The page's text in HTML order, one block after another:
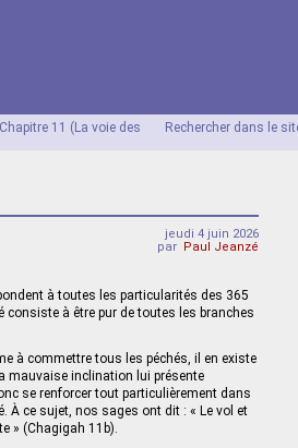
Rechercher dans le
Chapitre 11 (La voie des
jeudi 4 juin 2026
par Paul Jeanzé
à toutes les particularités des 365
à être pur de toutes les branches
à commettre tous les péchés, il en existe
mauvaise inclination lui présente
se renforcer tout particulièrement dans
À ce sujet, nos sages ont dit : « Le vol et
» (Chagigah 11b).